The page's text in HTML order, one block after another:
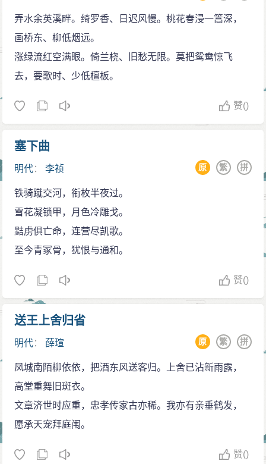
弄水余英溪畔。绮罗香、日迟风慢。桃花春浸一篙深，
画桥东、柳低烟远。
涨绿流红空满眼。倚兰桡、旧愁无限。莫把鸳鸯惊飞
去，要歌时、少低檀板。
赞()
塞下曲
明代：李祯 拼
繁
原
铁骑蹴交河，衔枚半夜过。
雪花凝锁甲，月色冷雕戈。
黠虏俱亡命，连营尽凯歌。
至今青冢骨，犹恨与通和。
赞()
送王上舍归省
明代： 薛瑄 拼
繁
原
凤城南陌柳依依，把酒东风送客归。上舍已沾新雨露，
高堂重舞旧斑衣。
文章济世时应重，忠孝传家古亦稀。我亦有亲垂鹤发，
愿承天宠拜庭闱。
赞()